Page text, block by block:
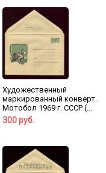
Художественный
маркированный конверт.
Мотобол 1969 г. СССР (...
300 руб.